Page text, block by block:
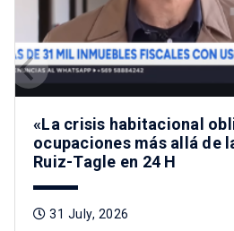
«La crisis habitacional
ocupaciones más allá de
Ruiz-Tagle en 24 H
31 July, 2026